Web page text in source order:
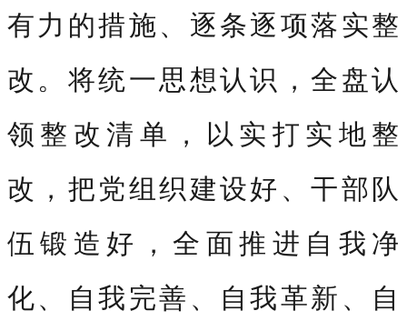
有力的措施、 逐条逐项落实整
改。将统一思想认识，全盘认
领整改清单，以实打实地整
改，把党组织建设好、干部队
伍锻造好，全面推进自我净
化、自我完善、自我革新、自